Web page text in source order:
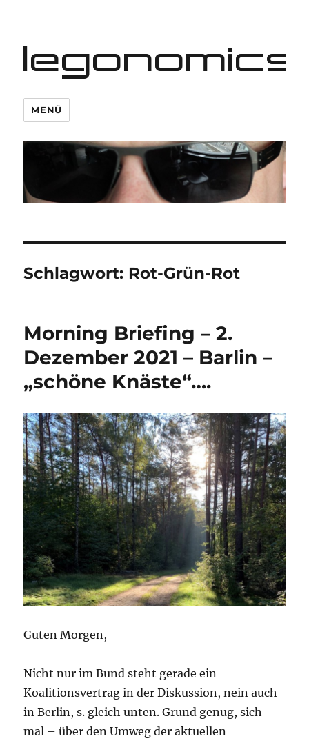
legonomics
MENÜ
Schlagwort: Rot-Grün-Rot
Morning Briefing – 2.
Dezember 2021 – Barlin –
„schöne Knäste“….
Guten Morgen,
Nicht nur im Bund steht gerade ein
Koalitionsvertrag in der Diskussion, nein auch
in Berlin, s. gleich unten. Grund genug, sich
mal – über den Umweg der aktuellen